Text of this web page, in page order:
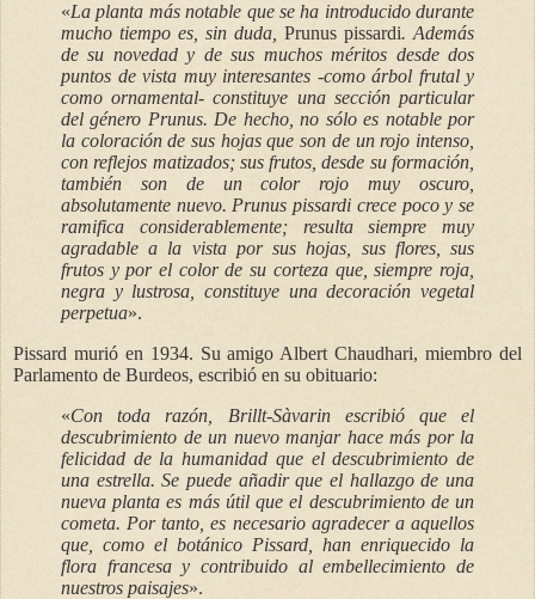
«La planta más notable que se ha introducido durante
mucho tiempo es, sin duda, Prunus pissardi. Además
de su novedad y de sus muchos méritos desde dos
puntos de vista muy interesantes -como árbol frutal y
como ornamental- constituye una sección particular
del género Prunus. De hecho, no sólo es notable por
la coloración de sus hojas que son de un rojo intenso,
con reflejos matizados; sus frutos, desde su formación,
también son de un color rojo muy oscuro,
absolutamente nuevo. Prunus pissardi crece poco y se
ramifica considerablemente; resulta siempre muy
agradable a la vista por sus hojas, sus flores, sus
frutos y por el color de su corteza que, siempre roja,
negra y lustrosa, constituye una decoración vegetal
perpetua».
Pissard murió en 1934. Su amigo Albert Chaudhari, miembro del
Parlamento de Burdeos, escribió en su obituario:
«Con toda razón, Brillt-Sàvarin escribió que el
descubrimiento de un nuevo manjar hace más por la
felicidad de la humanidad que el descubrimiento de
una estrella. Se puede añadir que el hallazgo de una
nueva planta es más útil que el descubrimiento de un
cometa. Por tanto, es necesario agradecer a aquellos
que, como el botánico Pissard, han enriquecido la
flora francesa y contribuido al embellecimiento de
nuestros paisajes».